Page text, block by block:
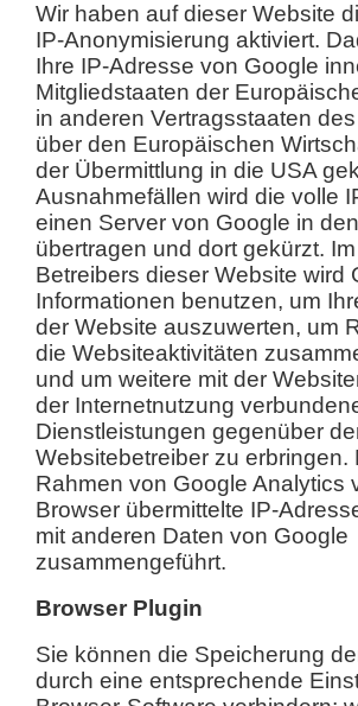
Wir haben auf dieser Website
IP-Anonymisierung aktiviert.
Ihre IP-Adresse von Google
Mitgliedstaaten der
in anderen Vertragsstaaten
über den Europäischen
der Übermittlung in die USA
Ausnahmefällen wird die volle
einen Server von Google in
übertragen und dort gekürzt.
Betreibers dieser Website wird
Informationen benutzen, um
der Website auszuwerten, um
die Websiteaktivitäten
und um weitere mit der
der Internetnutzung
Dienstleistungen gegenüber
Websitebetreiber zu erbringen.
Rahmen von Google Analytics
Browser übermittelte IP-
mit anderen Daten von Google
zusammengeführt.
Browser Plugin
Sie können die Speicherung
durch eine entsprechende